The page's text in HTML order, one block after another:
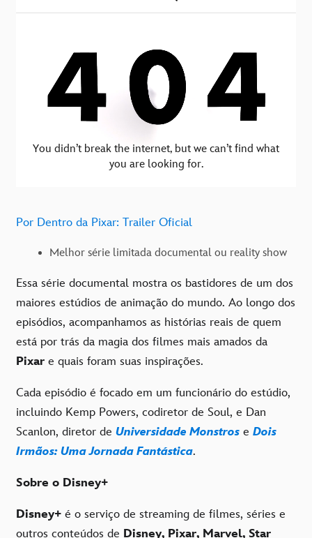
Por Dentro da Pixar: Trailer Oficial
Melhor série limitada documental ou reality show
Essa série documental mostra os bastidores de um dos
maiores estúdios de animação do mundo. Ao longo dos
episódios, acompanhamos as histórias reais de quem
está por trás da magia dos filmes mais amados da
Pixar e quais foram suas inspirações.
Cada episódio é focado em um funcionário do estúdio,
incluindo Kemp Powers, codiretor de Soul, e Dan
Scanlon, diretor de Universidade Monstros e Dois
Irmãos: Uma Jornada Fantástica.
Sobre o Disney+
Disney+ é o serviço de streaming de filmes, séries e
outros conteúdos de Disney, Pixar, Marvel, Star